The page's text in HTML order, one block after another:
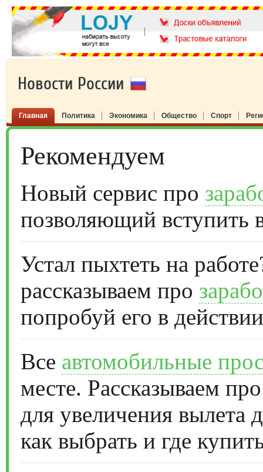
Новости России
Главная Политика Экономика Общество Спорт
Рекомендуем
Новый сервис про
позволяющий вступить
Устал пыхтеть на
рассказываем про
попробуй его в
Все автомобильные
месте. Рассказываем
для увеличения вылета
как выбрать и где